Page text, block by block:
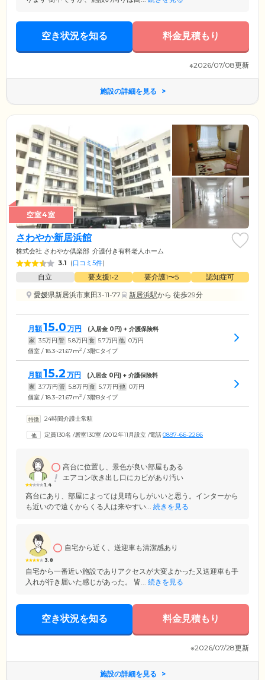
空き状況を知る 料金見積もり
※2026/07/08更新
施設の詳細を見る
空室4室
さわやか新居浜館
株式会社 さわやか倶楽部 介護付き有料老人ホーム
3.1 (口コミ5件)
自立 要支援1•2 要介護1〜5
認知症可
愛媛県新居浜市東田3-11-77
新居浜駅から 徒歩29分
月額15.0 万円 (入居金 0円) + 介護保険料
家 3.5万円 管 5.8万円 食 5.7万円 他 0万円
個室 / 18.3~21.67m2 / 3階Cタイプ
月額15.2 万円 (入居金 0円) + 介護保険料
家 3.7万円 管 5.8万円 食 5.7万円 他 0万円
個室 / 18.3~21.67m2 / 3階Bタイプ
24時間介護士常駐
定員130名 /居室130室 /2012年11月設立 /電話0897-66-2266
1.4
高台に位置し、景色が良い部屋もある
エアコン吹き出し口にカビがあり汚い
高台にあり、部屋によっては見晴らしがいいと思う。インターから
も近いので遠くからくる人は来やすい... 続きを見る
3.8
自宅から近く、送迎車も清潔感あり
自宅から一番近い施設でありアクセスが大変よかった又送迎車も手
入れが行き届いた感じがあった。 皆... 続きを見る
空き状況を知る 料金見積もり
※2026/07/28更新
施設の詳細を見る